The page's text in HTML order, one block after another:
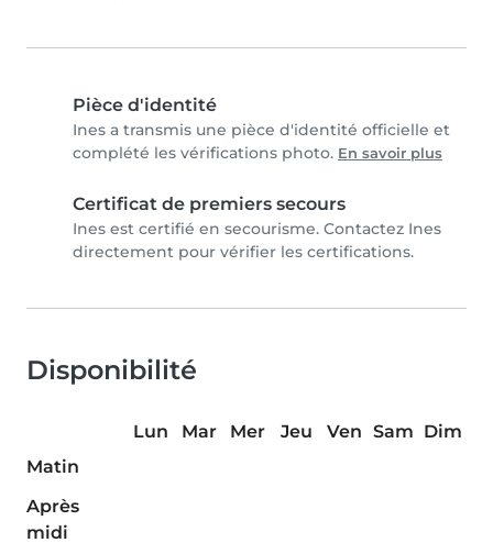
Pièce d'identité
Ines a transmis une pièce d'identité officielle et
complété les vérifications photo. En savoir plus
Certificat de premiers secours
Ines est certifié en secourisme. Contactez Ines
directement pour vérifier les certifications.
Disponibilité
Lun Mar Mer Jeu Ven Sam Dim
Matin
Après
midi